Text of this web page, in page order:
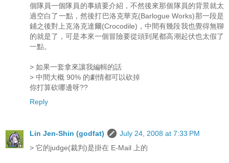
個隊員一個隊員的事績要介紹，不然後來那個隊員的背景就太
過空白了一點，然後打巴洛克華克(Barlogue Works)那一段是
鋪之後對上克洛克達爾(Crocodile)，中間有幾段我也覺得無聊
的就是了，可是本來一個冒險要從頭到尾都高潮起伏也太假了
一點。
> 如果一套拿來讓我編輯的話
> 中間大概 90% 的劇情都可以砍掉
你打算砍哪邊呀??
Reply
Lin Jen-Shin (godfat)
July 24, 2008 at 7:33 PM
> 它的judge(裁判)是掛在 E-Mail 上的